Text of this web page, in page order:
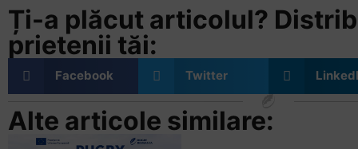
Ți-a plăcut articolul?
prietenii tăi:
Facebook Twitter
Alte articole similare: